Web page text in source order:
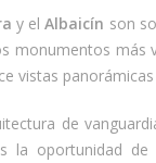
y el Albaicín son
monumentos más
vistas
de
la oportunidad